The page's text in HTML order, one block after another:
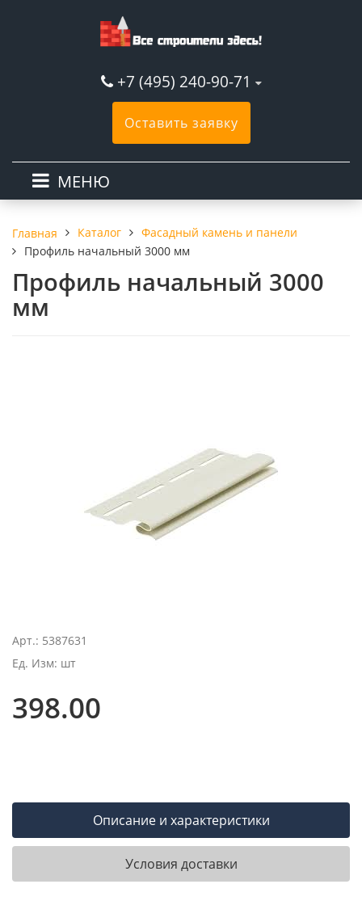
+7 (495) 240-90-71
Оставить заявку
МЕНЮ
Главная Каталог
Фасадный камень и панели
Профиль начальный 3000 мм
Профиль начальный 3000
мм
Арт.: 5387631
Ед. Изм: шт
398.00
Описание и характеристики
Условия доставки